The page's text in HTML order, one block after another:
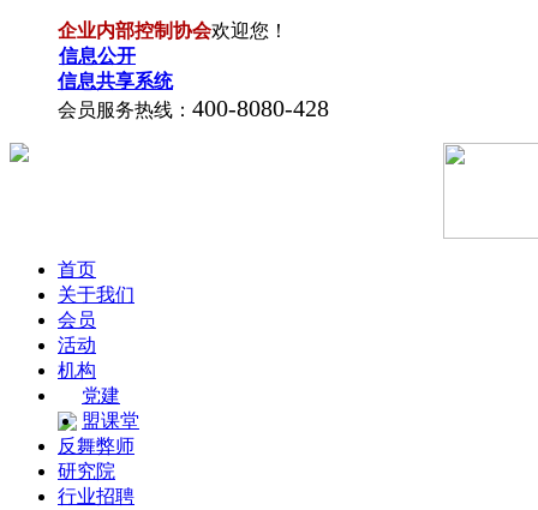
企业内部控制协会欢迎您！
信息公开
信息共享系统
会员服务热线： 400-8080-428
首页
关于我们
会员
活动
机构
党建
盟课堂
反舞弊师
研究院
行业招聘